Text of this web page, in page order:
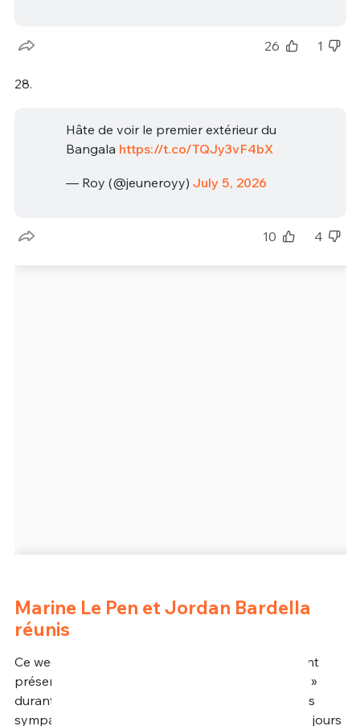
26 1
28.
Hâte de voir le premier extérieur du
Bangala https://t.co/TQJy3vF4bX
— Roy (@jeuneroyy) July 5, 2026
10 4
Marine Le Pen et Jordan Bardella
réunis
Ce week-end, les deux têtes d’affiche du RN étaient
présentes à Liévin pour un « banquet champêtre »
durant lequel elles se sont exprimées devant leurs
sympathisants. Une rencontre qui a eu lieu à trois jours